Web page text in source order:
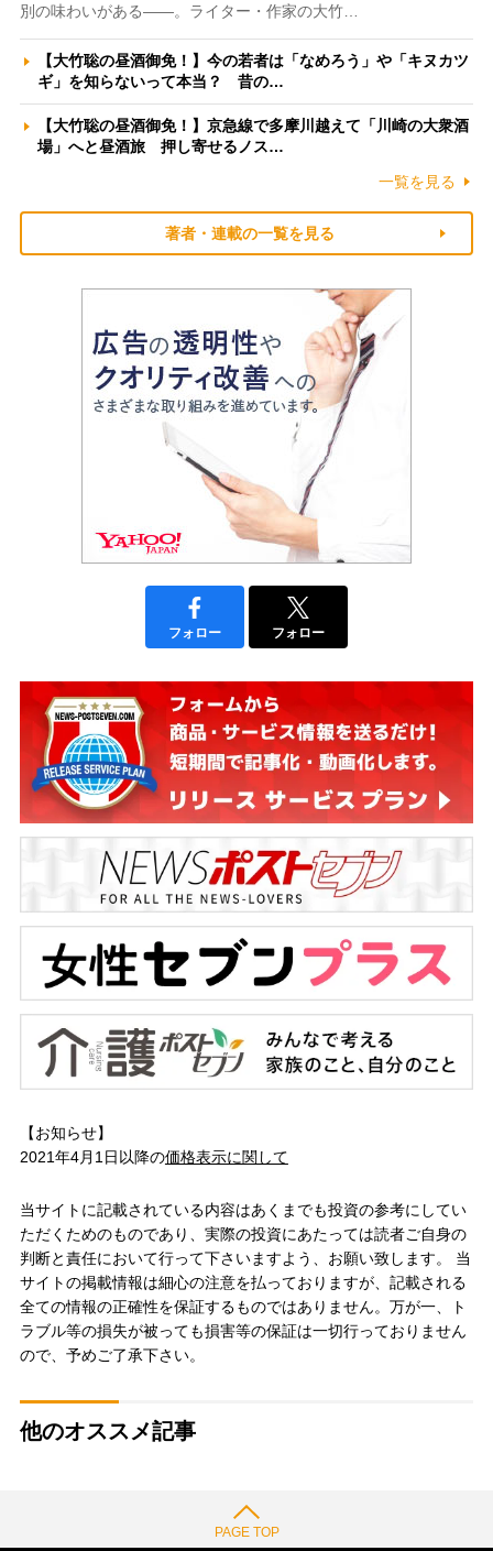
別の味わいがある――。ライター・作家の大竹…
【大竹聡の昼酒御免！】今の若者は「なめろう」や「キヌカツ
ギ」を知らないって本当？ 昔の…
【大竹聡の昼酒御免！】京急線で多摩川越えて「川崎の大衆酒
場」へと昼酒旅 押し寄せるノス…
一覧を見る
著者・連載の一覧を見る
フォロー フォロー
【お知らせ】
2021年4月1日以降の価格表示に関して
当サイトに記載されている内容はあくまでも投資の参考にしてい
ただくためのものであり、実際の投資にあたっては読者ご自身の
判断と責任において行って下さいますよう、お願い致します。 当
サイトの掲載情報は細心の注意を払っておりますが、記載される
全ての情報の正確性を保証するものではありません。万が一、ト
ラブル等の損失が被っても損害等の保証は一切行っておりません
ので、予めご了承下さい。
他のオススメ記事
PAGE TOP